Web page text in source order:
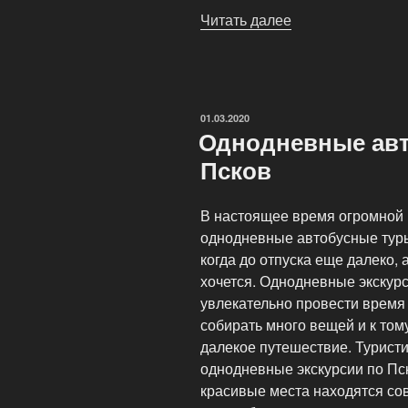
Читать далее
ОПУБЛИКОВАНО
01.03.2020
Однодневные
Псков
В настоящее время огромной
однодневные автобусные
когда до отпуска еще далеко,
хочется. Однодневные
увлекательно провести
собирать много вещей и к
далекое путешествие.
однодневные экскурсии по
красивые места находятся